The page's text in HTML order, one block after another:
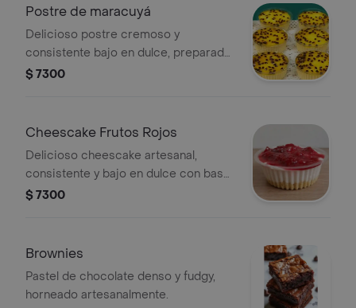
Postre de maracuyá
Delicioso postre cremoso y
consistente bajo en dulce, preparado
con crema de la casa y mermelada
$ 7300
Cheescake Frutos Rojos
Delicioso cheescake artesanal,
consistente y bajo en dulce con base
de galleta y fruta natural
$ 7300
Brownies
Pastel de chocolate denso y fudgy,
horneado artesanalmente.